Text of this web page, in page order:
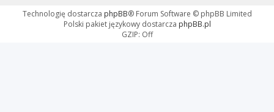
Technologię dostarcza phpBB® Forum Software © phpBB Limited
Polski pakiet językowy dostarcza phpBB.pl
GZIP: Off